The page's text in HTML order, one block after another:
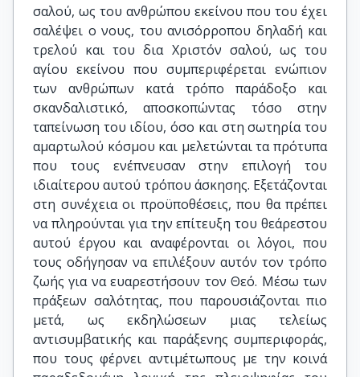
σαλού, ως του ανθρώπου εκείνου που του έχει
σαλέψει ο νους, του ανισόρροπου δηλαδή και
τρελού και του δια Χριστόν σαλού, ως του
αγίου εκείνου που συμπεριφέρεται ενώπιον
των ανθρώπων κατά τρόπο παράδοξο και
σκανδαλιστικό, αποσκοπώντας τόσο στην
ταπείνωση του ιδίου, όσο και στη σωτηρία του
αμαρτωλού κόσμου και μελετώνται τα πρότυπα
που τους ενέπνευσαν στην επιλογή του
ιδιαίτερου αυτού τρόπου άσκησης. Εξετάζονται
στη συνέχεια οι προϋποθέσεις, που θα πρέπει
να πληρούνται για την επίτευξη του θεάρεστου
αυτού έργου και αναφέρονται οι λόγοι, που
τους οδήγησαν να επιλέξουν αυτόν τον τρόπο
ζωής για να ευαρεστήσουν τον Θεό. Μέσω των
πράξεων σαλότητας, που παρουσιάζονται πιο
μετά, ως εκδηλώσεων μιας τελείως
αντισυμβατικής και παράξενης συμπεριφοράς,
που τους φέρνει αντιμέτωπους με την κοινά